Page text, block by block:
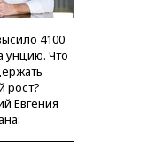
4100
унцию. Что
рост?
Евгения